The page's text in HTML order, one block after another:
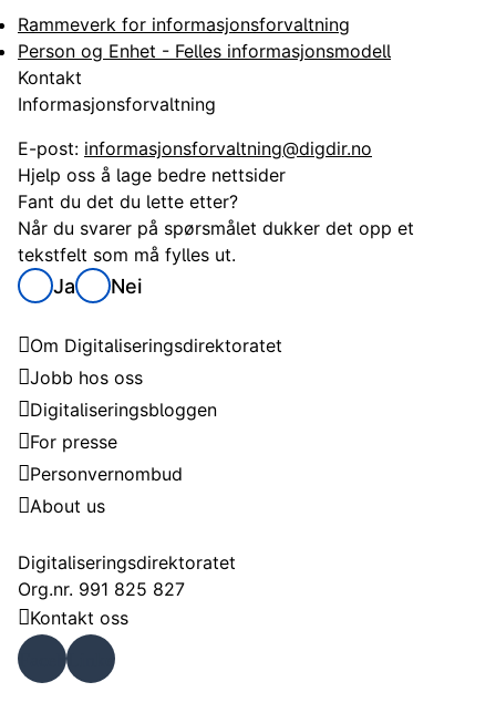
Rammeverk for informasjonsforvaltning
Person og Enhet - Felles informasjonsmodell
Kontakt
Informasjonsforvaltning
E-post: informasjonsforvaltning@digdir.no
Hjelp oss å lage bedre nettsider
Fant du det du lette etter?
Når du svarer på spørsmålet dukker det opp et
tekstfelt som må fylles ut.
Ja Nei
Om Digitaliseringsdirektoratet
Jobb hos oss
Digitaliseringsbloggen
For presse
Personvernombud
About us
Digitaliseringsdirektoratet
Org.nr. 991 825 827
Kontakt oss
Faceb